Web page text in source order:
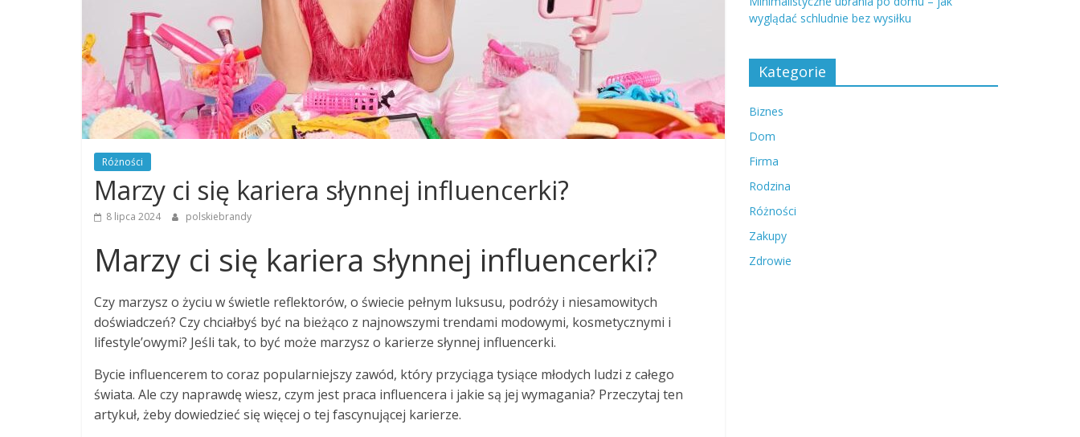
Różności
Marzy ci się kariera słynnej influencerki?
8 lipca 2024 polskiebrandy
Marzy ci się kariera słynnej influencerki?
Czy marzysz o życiu w świetle reflektorów, o świecie pełnym luksusu, podróży i niesamowitych
doświadczeń? Czy chciałbyś być na bieżąco z najnowszymi trendami modowymi, kosmetycznymi i
lifestyle’owymi? Jeśli tak, to być może marzysz o karierze słynnej influencerki.
Bycie influencerem to coraz popularniejszy zawód, który przyciąga tysiące młodych ludzi z całego
świata. Ale czy naprawdę wiesz, czym jest praca influencera i jakie są jej wymagania? Przeczytaj ten
artykuł, żeby dowiedzieć się więcej o tej fascynującej karierze.
wyglądać schludnie bez wysiłku
Kategorie
Biznes
Dom
Firma
Rodzina
Różności
Zakupy
Zdrowie